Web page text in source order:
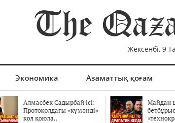
Жексенбі, 9
Экономика Азаматтық қоғам
Алмасбек Садырбай ісі:
Протоколдағы «күмәнді»
кол қоюла..
Майдан